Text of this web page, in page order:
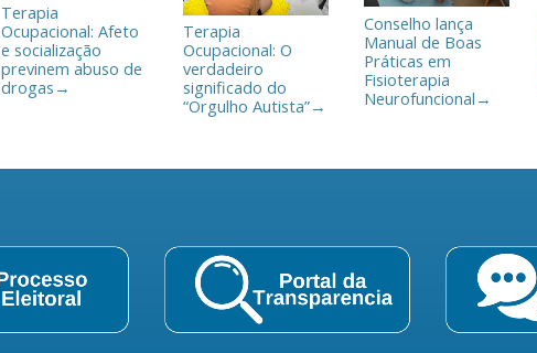
Terapia
Ocupacional: Afeto
e socialização
previnem abuso de
drogas →
Terapia
Ocupacional: O
verdadeiro
significado do
“Orgulho Autista”→
Conselho lança
Manual de Boas
Práticas em
Fisioterapia
Neurofuncional →